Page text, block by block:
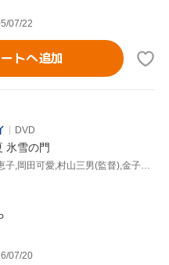
07/22
トへ追加
DVD
氷雪の門
二木てるみ,鳥居恵子,岡田可愛,村山三男(監督),金子俊男(原作),大森盛太郎(音楽)
07/20